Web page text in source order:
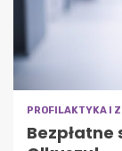
PROFILAKTYKA I